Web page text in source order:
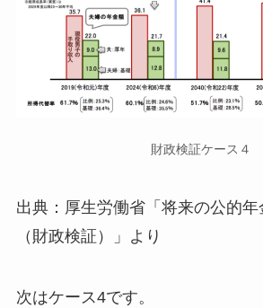
財政検証ケース４
出典：厚生労働省「将来の公的年
（財政検証）」より
次はケース4です。